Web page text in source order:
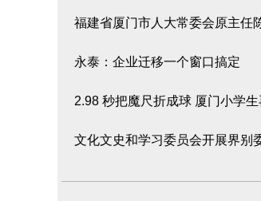
福建省厦门市人大常委会原主任
永泰：企业迁移一个窗口搞定
2.98 秒把魔尺折成球 厦门小学
文化文史和学习委员会开展界别